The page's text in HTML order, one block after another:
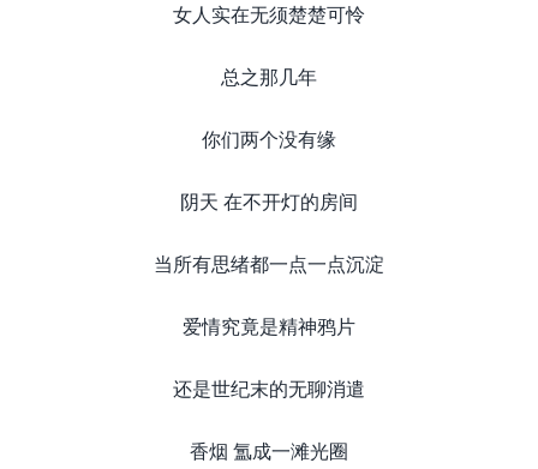
女人实在无须楚楚可怜
总之那几年
你们两个没有缘
阴天 在不开灯的房间
当所有思绪都一点一点沉淀
爱情究竟是精神鸦片
还是世纪末的无聊消遣
香烟 氲成一滩光圈